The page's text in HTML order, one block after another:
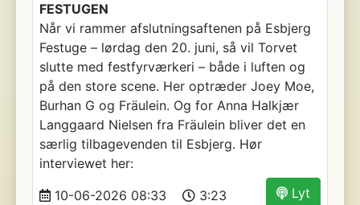
FESTUGEN
Når vi rammer afslutningsaftenen på Esbjerg
Festuge – lørdag den 20. juni, så vil Torvet
slutte med festfyrværkeri – både i luften og
på den store scene. Her optræder Joey Moe,
Burhan G og Fräulein. Og for Anna Halkjær
Langgaard Nielsen fra Fräulein bliver det en
særlig tilbagevenden til Esbjerg. Hør
interviewet her:
Lyt
10-06-2026 08:33 3:23